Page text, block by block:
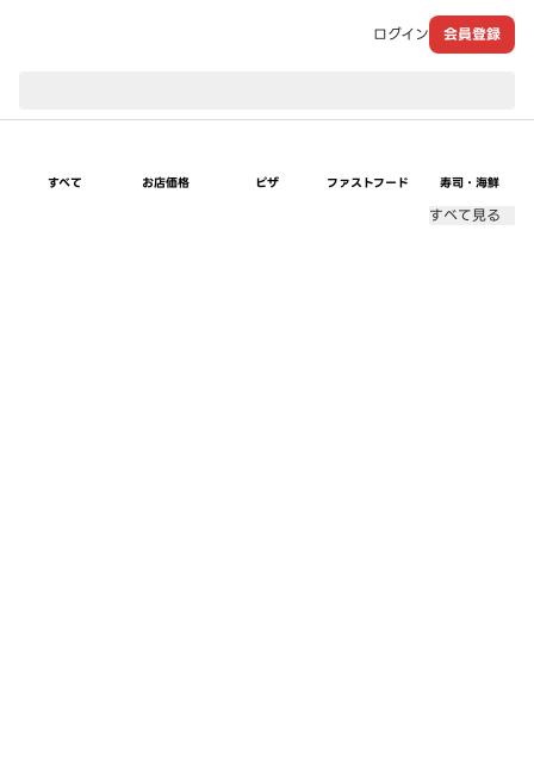
ログイン 会員登録
すべて お店価格 ピザ ファストフード 寿司・海鮮
すべて見る